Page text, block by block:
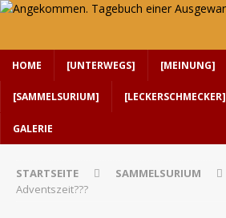
HOME [UNTERWEGS] [MEINUNG]
[SAMMELSURIUM] [LECKERSCHMECKER]
GALERIE
STARTSEITE SAMMELSURIUM
Adventszeit???